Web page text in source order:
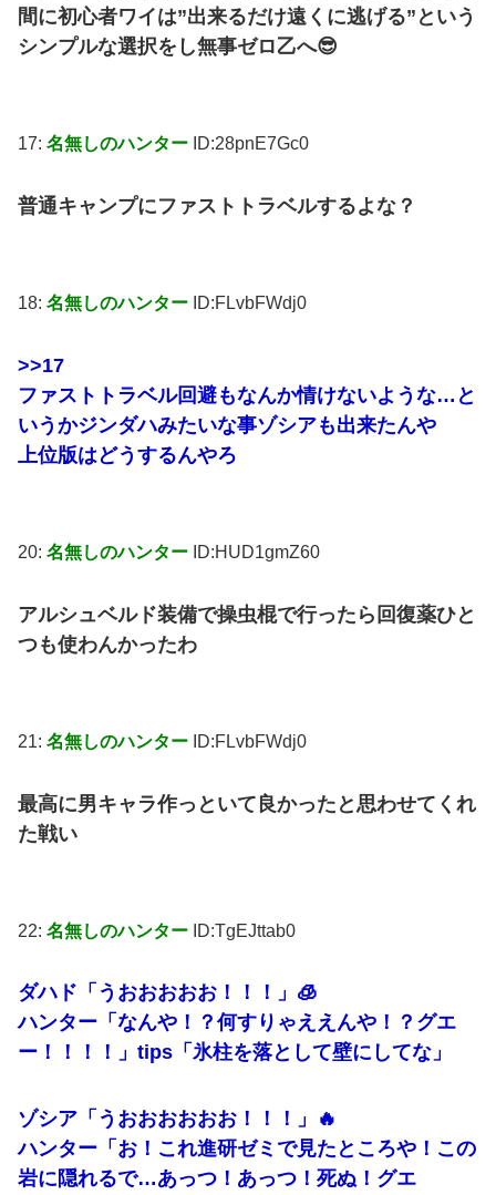
間に初心者ワイは”出来るだけ遠くに逃げる”という
シンプルな選択をし無事ゼロ乙へ😎
17: 名無しのハンター ID:28pnE7Gc0
普通キャンプにファストトラベルするよな？
18: 名無しのハンター ID:FLvbFWdj0
>>17
ファストトラベル回避もなんか情けないような…と
いうかジンダハみたいな事ゾシアも出来たんや
上位版はどうするんやろ
20: 名無しのハンター ID:HUD1gmZ60
アルシュベルド装備で操虫棍で行ったら回復薬ひと
つも使わんかったわ
21: 名無しのハンター ID:FLvbFWdj0
最高に男キャラ作っといて良かったと思わせてくれ
た戦い
22: 名無しのハンター ID:TgEJttab0
ダハド「うおおおおお！！！」🧊
ハンター「なんや！？何すりゃええんや！？グエ
ー！！！！」tips「氷柱を落として壁にしてな」
ゾシア「うおおおおおお！！！」🔥
ハンター「お！これ進研ゼミで見たところや！この
岩に隠れるで…あっつ！あっつ！死ぬ！グエ